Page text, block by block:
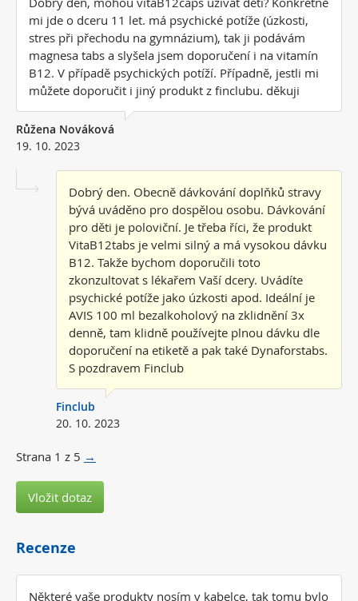
mi jde o dceru 11 let. má psychické potíže (úzkosti,
stres při přechodu na gymnázium), tak ji podávám
magnesa tabs a slyšela jsem doporučení i na vitamín
B12. V případě psychických potíží. Případně, jestli mi
můžete doporučit i jiný produkt z finclubu. děkuji
Růžena Nováková
19. 10. 2023
Dobrý den. Obecně dávkování doplňků stravy
bývá uváděno pro dospělou osobu. Dávkování
pro děti je poloviční. Je třeba říci, že produkt
VitaB12tabs je velmi silný a má vysokou dávku
B12. Takže bychom doporučili toto
zkonzultovat s lékařem Vaší dcery. Uvádíte
psychické potíže jako úzkosti apod. Ideální je
AVIS 100 ml bezalkoholový na zklidnění 3x
denně, tam klidně používejte plnou dávku dle
doporučení na etiketě a pak také Dynaforstabs.
S pozdravem Finclub
Finclub
20. 10. 2023
Strana 1 z 5 →
Vložit dotaz
Recenze
Některé vaše produkty nosím v kabelce, tak tomu bylo